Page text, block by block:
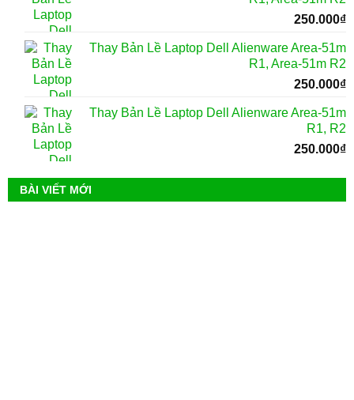
250.000₫
Thay Bản Lề Laptop Dell Alienware Area-51m
R1, Area-51m R2
250.000₫
Thay Bản Lề Laptop Dell Alienware Area-51m
R1, R2
250.000₫
BÀI VIẾT MỚI